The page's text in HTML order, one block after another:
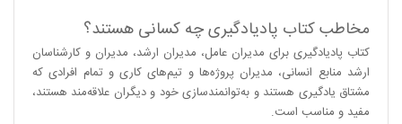
مخاطب کتاب پادیادگیری چه کسانی هستند؟
کتاب پادیادگیری برای مدیران عامل،‌ مدیران ارشد،‌ مدیران و کارشناسان
ارشد منابع انسانی،‌ مدیران پروژه‌ها و تیم‌های کاری و تمام افرادی که
مشتاق یادگیری هستند و به‌توانمند‌سازی خود و دیگران علاقه‌مند هستند،
مفید و مناسب است.